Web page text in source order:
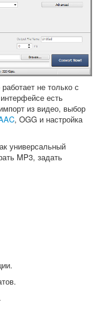
не только с
есть
из видео, выбор
, OGG и настройка
универсальный
MP3, задать
.